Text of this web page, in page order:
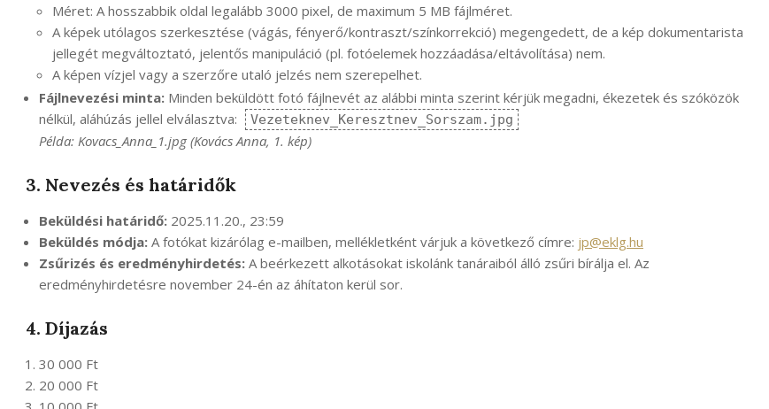
Méret: A hosszabbik oldal legalább 3000 pixel, de maximum 5 MB fájlméret.
A képek utólagos szerkesztése (vágás, fényerő/kontraszt/színkorrekció) megengedett, de a kép dokumentarista
jellegét megváltoztató, jelentős manipuláció (pl. fotóelemek hozzáadása/eltávolítása) nem.
A képen vízjel vagy a szerzőre utaló jelzés nem szerepelhet.
Fájlnevezési minta: Minden beküldött fotó fájlnevét az alábbi minta szerint kérjük megadni, ékezetek és szóközök
nélkül, aláhúzás jellel elválasztva:
Vezeteknev_Keresztnev_Sorszam.jpg
Példa: Kovacs_Anna_1.jpg (Kovács Anna, 1. kép)
3. Nevezés és határidők
Beküldési határidő: 2025.11.20., 23:59
Beküldés módja: A fotókat kizárólag e-mailben, mellékletként várjuk a következő címre: jp@eklg.hu
Zsűrizés és eredményhirdetés: A beérkezett alkotásokat iskolánk tanáraiból álló zsűri bírálja el. Az
eredményhirdetésre november 24-én az áhítaton kerül sor.
4. Díjazás
30 000 Ft
20 000 Ft